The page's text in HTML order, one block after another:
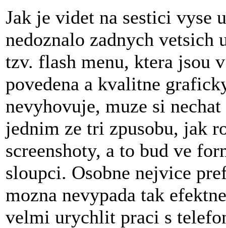
Jak je videt na sestici vyse
nedoznalo zadnych
tzv. flash menu, ktera jsou
povedena a kvalitne
nevyhovuje, muze si
jednim ze tri zpusobu, jak
screenshoty, a to bud ve
sloupci. Osobne nejvice
mozna nevypada tak
velmi urychlit praci s